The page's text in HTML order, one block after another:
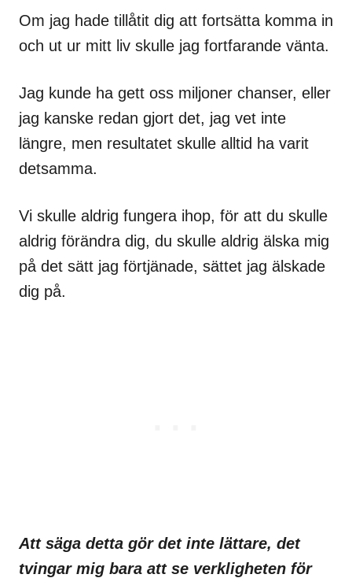
Om jag hade tillåtit dig att fortsätta komma in
och ut ur mitt liv skulle jag fortfarande vänta.
Jag kunde ha gett oss miljoner chanser, eller
jag kanske redan gjort det, jag vet inte
längre, men resultatet skulle alltid ha varit
detsamma.
Vi skulle aldrig fungera ihop, för att du skulle
aldrig förändra dig, du skulle aldrig älska mig
på det sätt jag förtjänade, sättet jag älskade
dig på.
Att säga detta gör det inte lättare, det
tvingar mig bara att se verkligheten för